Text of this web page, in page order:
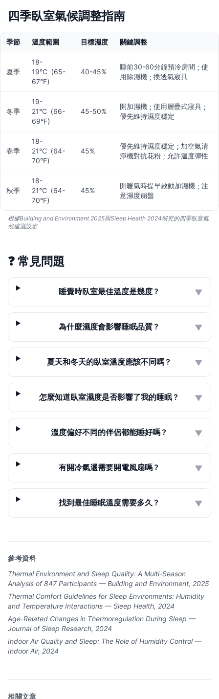
四季臥室氣候調整指南
季節 溫度範圍 目標濕度 關鍵調整
夏季
18-
19°C（65-
67°F）
40-45%
睡前30-60分鐘預冷房間；使
用除濕機；換透氣寢具
冬季
19-
21°C（66-
69°F）
45-50%
開加濕機；使用層疊式寢具；
優先維持濕度穩定
春季
18-
21°C（64-
70°F）
45%
優先維持濕度穩定；加空氣清
淨機對抗花粉；允許溫度彈性
秋季
18-
21°C（64-
70°F）
45%
開暖氣時提早啟動加濕機；注
意濕度崩盤
根據Building and Environment 2025與Sleep Health 2024研究的四季臥室氣
候建議設定
❓ 常見問題
睡覺時臥室最佳溫度是幾度？ ▼
為什麼濕度會影響睡眠品質？ ▼
夏天和冬天的臥室溫度應該不同嗎？ ▼
怎麼知道臥室濕度是否影響了我的睡眠？ ▼
溫度偏好不同的伴侶都能睡好嗎？ ▼
有開冷氣還需要開電風扇嗎？ ▼
找到最佳睡眠溫度需要多久？ ▼
參考資料
Thermal Environment and Sleep Quality: A Multi-Season
Analysis of 847 Participants — Building and Environment, 2025
Thermal Comfort Guidelines for Sleep Environments: Humidity
and Temperature Interactions — Sleep Health, 2024
Age-Related Changes in Thermoregulation During Sleep —
Journal of Sleep Research, 2024
Indoor Air Quality and Sleep: The Role of Humidity Control —
Indoor Air, 2024
相關文章